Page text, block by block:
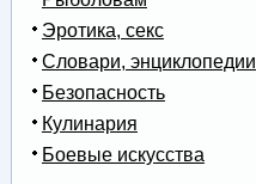
Эротика, секс
Словари, энциклопедии
Безопасность
Кулинария
Боевые искусства